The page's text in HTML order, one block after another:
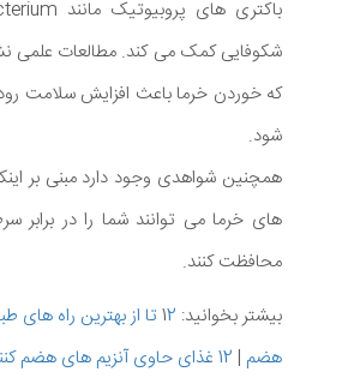
شکوفایی کمک می کند. مطالعات علمی
که خوردن خرما باعث افزایش سلامت
شود.
همچنین شواهدی وجود دارد مبنی بر
های خرما می توانند شما را در برابر
محافظت کنند.
بیشتر بخوانید: 1
2 تا از بهترین راه های
هضم | 12 غذای حاوی آنزیم های هضم کننده طبیعی